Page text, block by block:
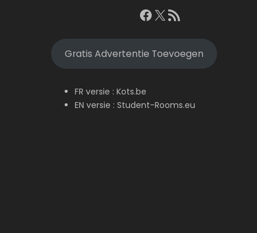
Facebook
X RSS feed
Gratis Advertentie Toevoegen
FR versie : Kots.be
EN versie : Student-Rooms.eu